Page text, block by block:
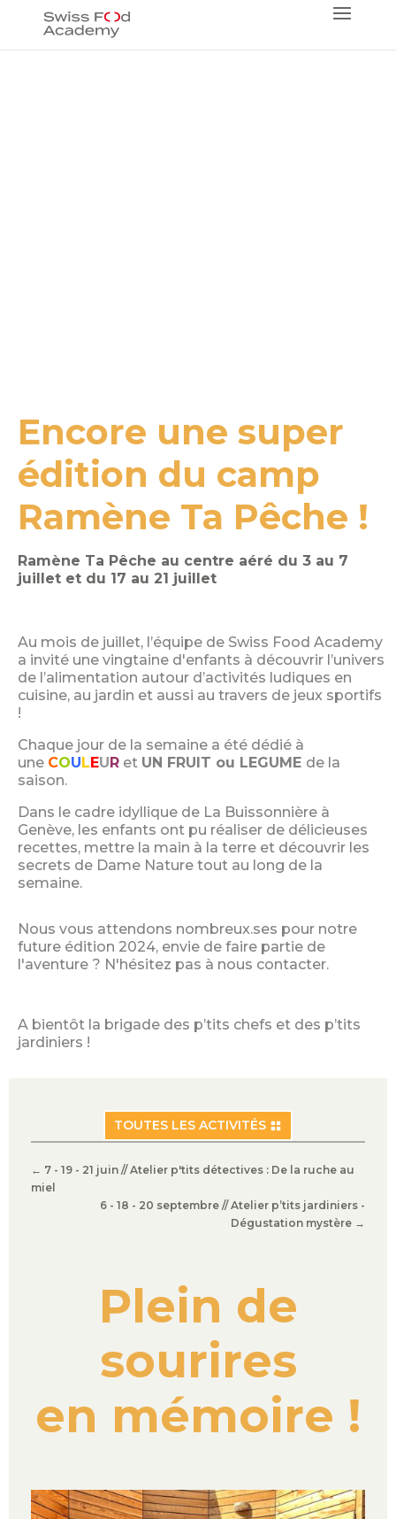
Encore une super
édition du camp
Ramène Ta Pêche !
Ramène Ta Pêche au centre aéré du 3 au 7
juillet et du 17 au 21 juillet
Au mois de juillet, l’équipe de Swiss Food Academy
a invité une vingtaine d'enfants à découvrir l’univers
de l’alimentation autour d’activités ludiques en
cuisine, au jardin et aussi au travers de jeux sportifs
!
Chaque jour de la semaine a été dédié à
une COULEUR et UN FRUIT ou LEGUME de la
saison.
Dans le cadre idyllique de La Buissonnière à
Genève, les enfants ont pu réaliser de délicieuses
recettes, mettre la main à la terre et découvrir les
secrets de Dame Nature tout au long de la
semaine.
Nous vous attendons nombreux.ses pour notre
future édition 2024, envie de faire partie de
l'aventure ? N'hésitez pas à nous contacter.
A bientôt la brigade des p’tits chefs et des p’tits
jardiniers !
TOUTES LES ACTIVITÉS
← 7 - 19 - 21 juin // Atelier p'tits détectives : De la ruche au
miel
6 - 18 - 20 septembre // Atelier p’tits jardiniers -
Dégustation mystère →
Plein de
sourires
en mémoire !